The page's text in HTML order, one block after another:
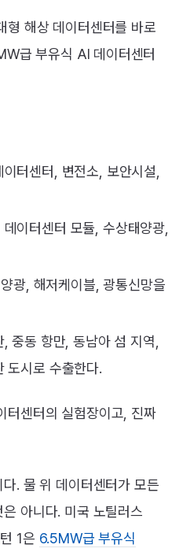
형 해상 데이터센터를 바로
급 부유식 AI 데이터센터
터센터, 변전소, 보안시설,
이터센터 모듈, 수상태양광,
광, 해저케이블, 광통신망을
중동 항만, 동남아 섬 지역,
도시로 수출한다.
터센터의 실험장이고, 진짜
. 물 위 데이터센터가 모든
아니다. 미국 노틸러스
1은 6.5MW급 부유식